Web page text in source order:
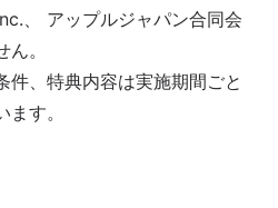
、 アップルジャパン合同会
。
件、特典内容は実施期間ごと
す。